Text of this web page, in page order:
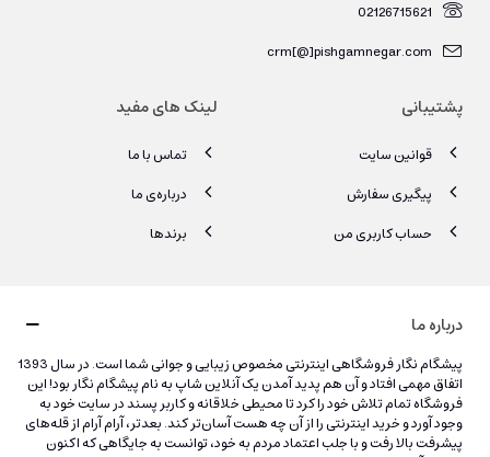
02126715621
crm[@]pishgamnegar.com
پشتیبانی
قوانین سایت
پیگیری سفارش
حساب کاربری من
لینک های مفید
تماس با ما
درباره‌ی ما
برندها
درباره ما
پیشگام نگار فروشگاهی اینترنتی مخصوص زیبایی و جوانی شما است. در سال 1393
اتفاق مهمی افتاد و آن هم پدید آمدن یک آنلاین شاپ به نام پیشگام نگار بود! این
فروشگاه تمام تلاش خود را کرد تا محیطی خلاقانه و کاربر پسند در سایت خود به
وجود آورد و خرید اینترنتی را از آن چه هست آسان‌تر کند. بعدتر، آرام آرام از قله‌های
پیشرفت بالا رفت و با جلب اعتماد مردم به خود، توانست به جایگاهی که اکنون